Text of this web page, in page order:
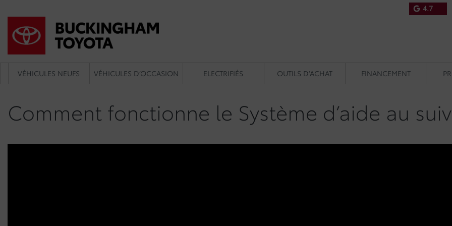
4.7
VÉHICULES NEUFS VÉHICULES D’OCCASION ELECTRIFIÉS OUTILS D’ACHAT FINANCEMENT
Comment fonctionne le Système d’aide au